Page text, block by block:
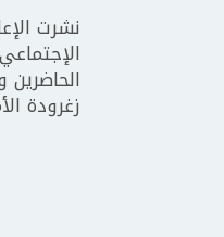
نشرت
زغرودة